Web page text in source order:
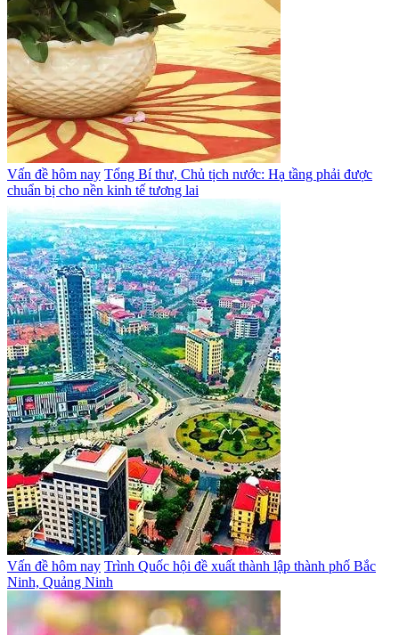
Vấn đề hôm nay Tổng Bí thư, Chủ tịch nước: Hạ tầng phải được
chuẩn bị cho nền kinh tế tương lai
Vấn đề hôm nay Trình Quốc hội đề xuất thành lập thành phố Bắc
Ninh, Quảng Ninh